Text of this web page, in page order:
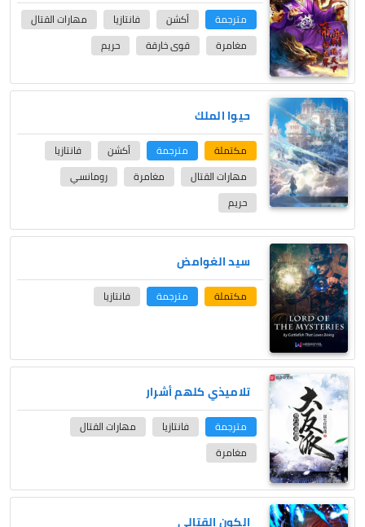
مترجمة أكشن فانتازيا
مهارات القتال
مغامرة
قوى خارقة حريم
حيوا الملك
مكتملة مترجمة أكشن
فانتازيا
مهارات القتال
مغامرة
رومانسي
حريم
سيد الغوامض
مكتملة مترجمة فانتازيا
تلاميذي كلهم أشرار
مترجمة فانتازيا
مهارات القتال
مغامرة
الكون القتالي